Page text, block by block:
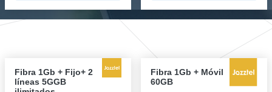
Fibra 1Gb + Fijo+ 2
líneas 5GGB
Fibra 1Gb + Móvil
60GB